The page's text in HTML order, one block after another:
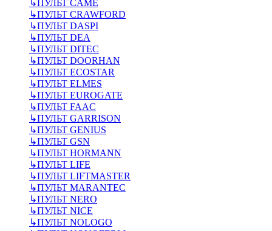
↳ПУЛЬТ CAME
↳ПУЛЬТ CRAWFORD
↳ПУЛЬТ DASPI
↳ПУЛЬТ DEA
↳ПУЛЬТ DITEC
↳ПУЛЬТ DOORHAN
↳ПУЛЬТ ECOSTAR
↳ПУЛЬТ ELMES
↳ПУЛЬТ EUROGATE
↳ПУЛЬТ FAAC
↳ПУЛЬТ GARRISON
↳ПУЛЬТ GENIUS
↳ПУЛЬТ GSN
↳ПУЛЬТ HORMANN
↳ПУЛЬТ LIFE
↳ПУЛЬТ LIFTMASTER
↳ПУЛЬТ MARANTEC
↳ПУЛЬТ NERO
↳ПУЛЬТ NICE
↳ПУЛЬТ NOLOGO